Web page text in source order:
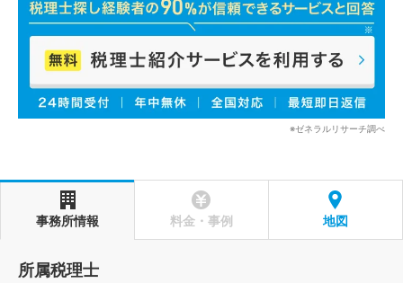
※ゼネラルリサーチ調べ
事務所情報 料金・事例 地図
所属税理士